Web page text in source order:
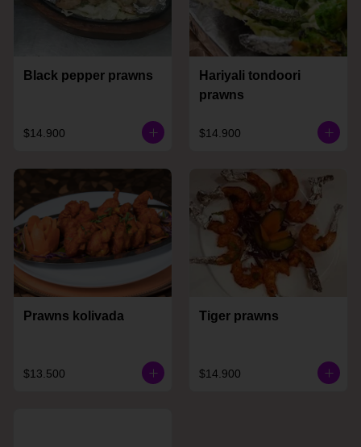
Black pepper prawns
$14.900
Hariyali tondoori
prawns
$14.900
Prawns kolivada
$13.500
Tiger prawns
$14.900